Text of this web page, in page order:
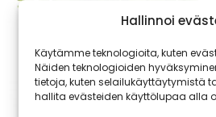
Hallinnoi
Käytämme teknologioita, kuten
Näiden teknologioiden
tietoja, kuten selailukäyttäytymistä
hallita evästeiden käyttölupaa alla